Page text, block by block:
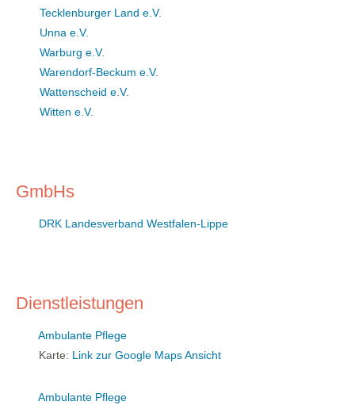
Tecklenburger Land e.V.
Unna e.V.
Warburg e.V.
Warendorf-Beckum e.V.
Wattenscheid e.V.
Witten e.V.
GmbHs
DRK Landesverband Westfalen-Lippe
Dienstleistungen
Ambulante Pflege
Karte: Link zur Google Maps Ansicht
Ambulante Pflege